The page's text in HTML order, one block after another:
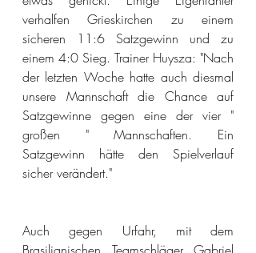
verhalfen Grieskirchen zu einem
sicheren 11:6 Satzgewinn und zu
einem 4:0 Sieg. Trainer Huysza: "Nach
der letzten Woche hatte auch diesmal
unsere Mannschaft die Chance auf
Satzgewinne gegen eine der vier "
großen " Mannschaften. Ein
Satzgewinn hätte den Spielverlauf
sicher verändert."
Auch gegen Urfahr, mit dem